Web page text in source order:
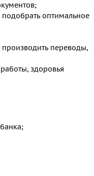
оптимальное
переводы,
здоровья